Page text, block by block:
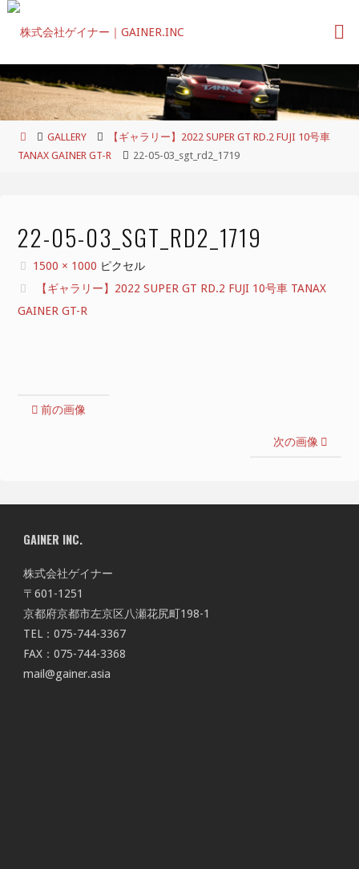
コ
ツ
へ
ホ
ー
GALLERY
【ギャラリー】2022 SUPER GT RD.2 FUJI 10号車
TANAX GAINER GT-R
22-05-03_sgt_rd2_1719
22-05-03_SGT_RD2_1719
フ
ル
サ
1500 × 1000 ピクセル
【ギャラリー】2022 SUPER GT RD.2 FUJI 10号車 TANAX
GAINER GT-R
前の画像
次の画像
GAINER INC.
株式会社ゲイナー
〒601-1251
京都府京都市左京区八瀬花尻町198-1
TEL：075-744-3367
FAX：075-744-3368
mail@gainer.asia